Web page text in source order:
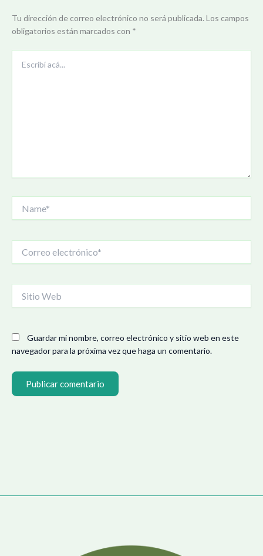
Tu dirección de correo electrónico no será publicada. Los campos
obligatorios están marcados con *
acá...
electrónico*
Web
Guardar mi nombre, correo electrónico y sitio web en este
navegador para la próxima vez que haga un comentario.